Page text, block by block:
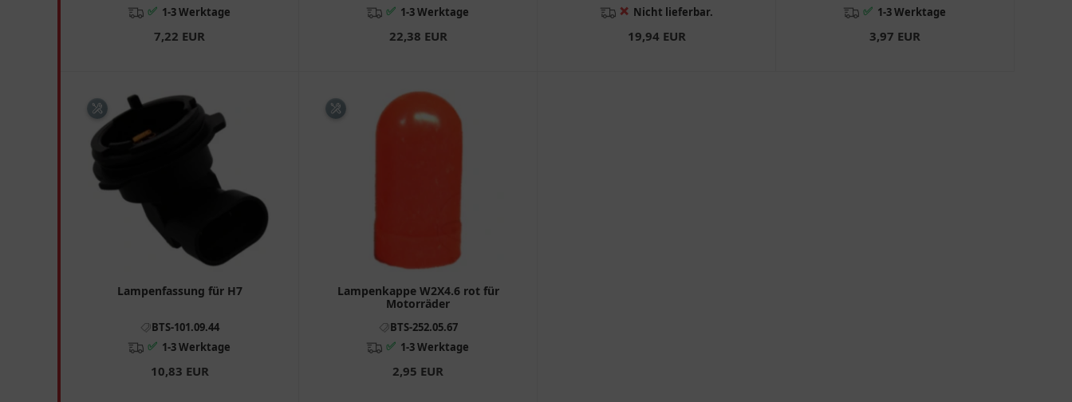
✅ 1-3 Werktage
7,22 EUR
✅ 1-3 Werktage
22,38 EUR
❌ Nicht lieferbar.
19,94 EUR
✅ 1-3 Werktage
3,97 EUR
Lampenfassung für H7
BTS-101.09.44
✅ 1-3 Werktage
10,83 EUR
Lampenkappe W2X4.6 rot für
Motorräder
BTS-252.05.67
✅ 1-3 Werktage
2,95 EUR